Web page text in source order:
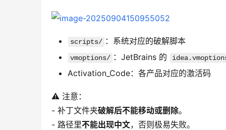
scripts/ ：系统对应的破解脚本
vmoptions/ ：JetBrains 的
Activation_Code：各产品对应的激活码
⚠️ 注意：
- 补丁文件夹破解后不能移动或删除。
- 路径里不能出现中文，否则极易失败。